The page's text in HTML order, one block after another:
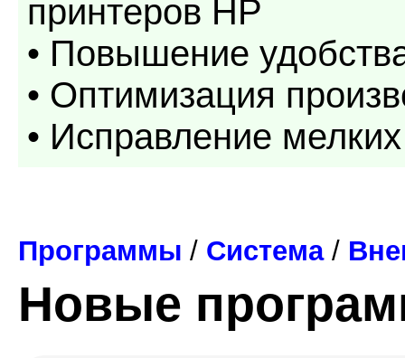
принтеров HP
• Повышение
• Оптимизация
• Исправление
Программы / Система/
Новые